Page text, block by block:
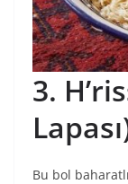
3.
Bu bol